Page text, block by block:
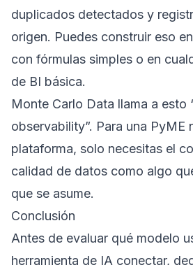
duplicados detectados y
origen. Puedes construir eso
con fórmulas simples o en
de BI básica.
Monte Carlo Data llama a esto
observability”. Para una PyME
plataforma, solo necesitas el
calidad de datos como algo
que se asume.
Conclusión
Antes de evaluar qué modelo
herramienta de IA conectar,